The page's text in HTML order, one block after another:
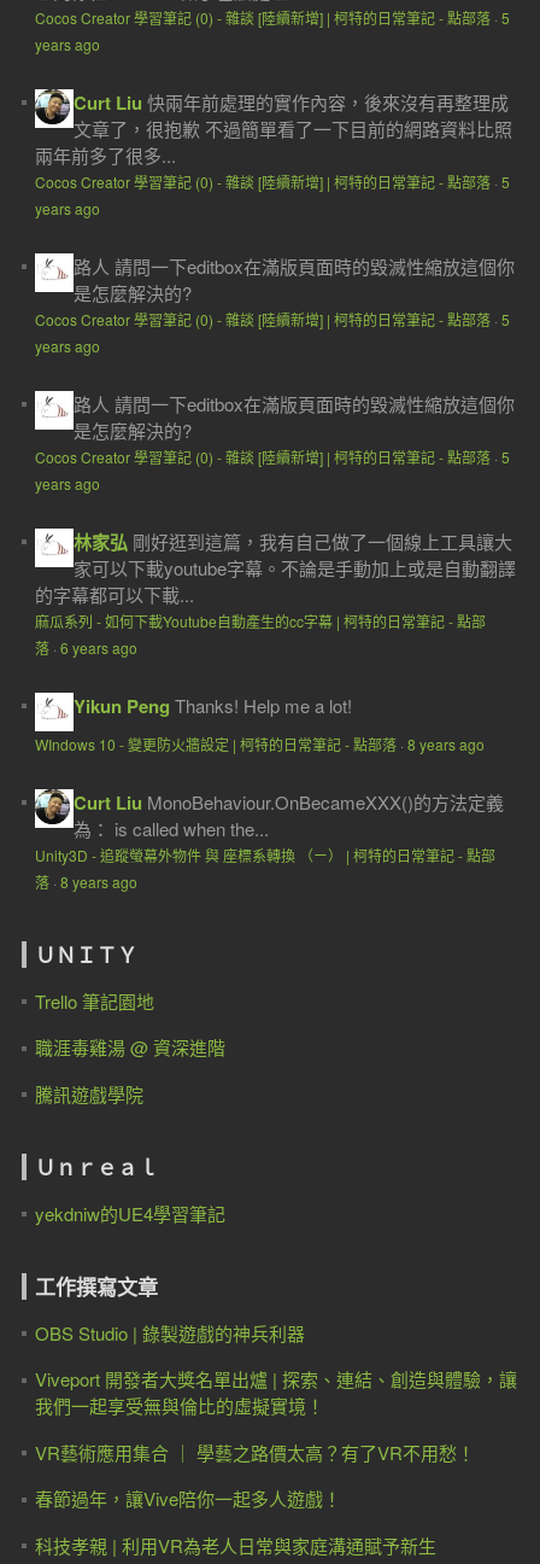
Cocos Creator 學習筆記 (0) - 雜談 [陸續新增] | 柯特的日常筆記 - 點部落· 5
years ago
Curt Liu 快兩年前處理的實作內容，後來沒有再整理成
文章了，很抱歉 不過簡單看了一下目前的網路資料比照
兩年前多了很多...
Cocos Creator 學習筆記 (0) - 雜談 [陸續新增] | 柯特的日常筆記 - 點部落· 5
years ago
路人 請問一下editbox在滿版頁面時的毀滅性縮放這個你
是怎麼解決的?
Cocos Creator 學習筆記 (0) - 雜談 [陸續新增] | 柯特的日常筆記 - 點部落· 5
years ago
路人 請問一下editbox在滿版頁面時的毀滅性縮放這個你
是怎麼解決的?
Cocos Creator 學習筆記 (0) - 雜談 [陸續新增] | 柯特的日常筆記 - 點部落· 5
years ago
林家弘 剛好逛到這篇，我有自己做了一個線上工具讓大
家可以下載youtube字幕。不論是手動加上或是自動翻譯
的字幕都可以下載...
麻瓜系列 - 如何下載Youtube自動產生的cc字幕 | 柯特的日常筆記 - 點部
落· 6 years ago
Yikun Peng Thanks! Help me a lot!
WIndows 10 - 變更防火牆設定 | 柯特的日常筆記 - 點部落· 8 years ago
Curt Liu MonoBehaviour.OnBecameXXX()的方法定義
為： is called when the...
Unity3D - 追蹤螢幕外物件 與 座標系轉換 （ㄧ） | 柯特的日常筆記 - 點部
落· 8 years ago
ＵＮＩＴＹ
Trello 筆記園地
職涯毒雞湯 @ 資深進階
騰訊遊戲學院
Ｕｎｒｅａｌ
yekdniw的UE4學習筆記
工作撰寫文章
OBS Studio | 錄製遊戲的神兵利器
Viveport 開發者大獎名單出爐 | 探索、連結、創造與體驗，讓
我們一起享受無與倫比的虛擬實境！
VR藝術應用集合 ｜ 學藝之路價太高？有了VR不用愁！
春節過年，讓Vive陪你一起多人遊戲！
科技孝親 | 利用VR為老人日常與家庭溝通賦予新生